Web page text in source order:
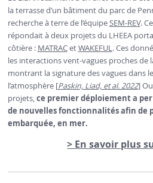
la terrasse d’un bâtiment du parc de
recherche à terre de l’équipeSEM-REV.
répondait à deux projets du LHEEA
côtière : MATRACetWAKEFUL. Ces
les interactions vent-vagues proches de
montrant la signature des vagues dans
l’atmosphère [Paskin, Liad, et al. 2022]
projets,ce premier déploiement a
de nouvelles fonctionnalités afin de
embarquée, en mer.
> En savoir plus